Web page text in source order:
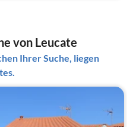
von Leucate
Ihrer Suche, liegen